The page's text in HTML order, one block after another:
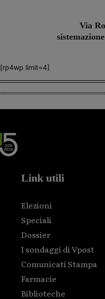
Via
[rp4wp limit=4]
Link utili
Elezioni
Speciali
Dossier
I sondaggi di Vpost
Comunicati Stampa
Farmacie
Biblioteche